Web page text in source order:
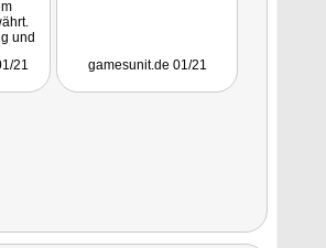
und
21 gamesunit.de 01/21